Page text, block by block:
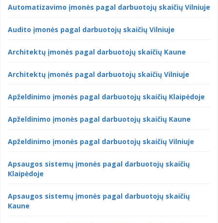
Automatizavimo įmonės pagal darbuotojų skaičių Vilniuje
Audito įmonės pagal darbuotojų skaičių Vilniuje
Architektų įmonės pagal darbuotojų skaičių Kaune
Architektų įmonės pagal darbuotojų skaičių Vilniuje
Apželdinimo įmonės pagal darbuotojų skaičių Klaipėdoje
Apželdinimo įmonės pagal darbuotojų skaičių Kaune
Apželdinimo įmonės pagal darbuotojų skaičių Vilniuje
Apsaugos sistemų įmonės pagal darbuotojų skaičių
Klaipėdoje
Apsaugos sistemų įmonės pagal darbuotojų skaičių
Kaune